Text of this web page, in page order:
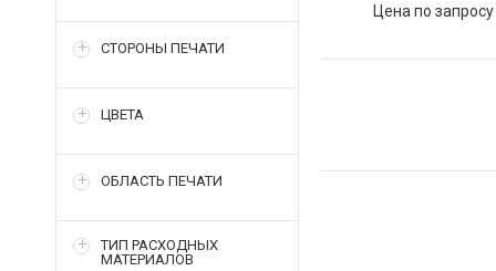
СТОРОНЫ ПЕЧАТИ
ЦВЕТА
ОБЛАСТЬ ПЕЧАТИ
ТИП РАСХОДНЫХ
МАТЕРИАЛОВ
Цена по запросу